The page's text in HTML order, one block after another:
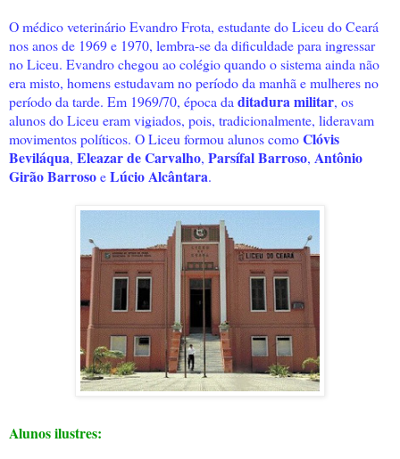
O médico veterinário Evandro Frota, estudante do Liceu do Ceará
nos anos de 1969 e 1970, lembra-se da dificuldade para ingressar
no Liceu. Evandro chegou ao colégio quando o sistema ainda não
era misto, homens estudavam no período da manhã e mulheres no
período da tarde. Em 1969/70, época da ditadura militar, os
alunos do Liceu eram vigiados, pois, tradicionalmente, lideravam
movimentos políticos. O Liceu formou alunos comoClóvis
Beviláqua, Eleazar de Carvalho, Parsífal Barroso, Antônio
Girão BarrosoeLúcio Alcântara.
Alunos ilustres: